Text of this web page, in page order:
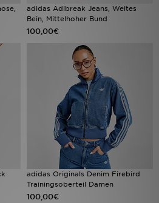
adidas Adibreak Jeans, Weites
Bein, Mittelhoher Bund
100,00€
adidas Originals Denim Firebird
Trainingsoberteil Damen
100,00€